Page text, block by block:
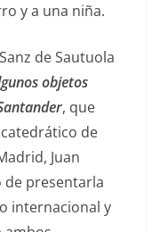
y a una niña.
de Sautuola
objetos
, que
de
Juan
de presentarla
internacional y